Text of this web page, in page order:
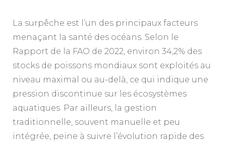
La surpêche est l’un des principaux facteurs
menaçant la santé des océans. Selon le
Rapport de la FAO de 2022, environ 34,2% des
stocks de poissons mondiaux sont exploités au
niveau maximal ou au-delà, ce qui indique une
pression discontinue sur les écosystèmes
aquatiques. Par ailleurs, la gestion
traditionnelle, souvent manuelle et peu
intégrée, peine à suivre l’évolution rapide des